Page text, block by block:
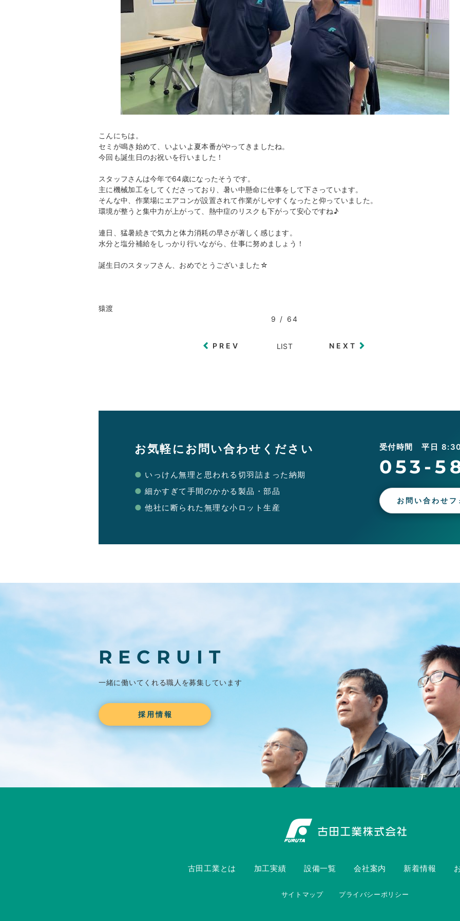
こんにちは。
セミが鳴き始めて、いよいよ夏本番がやってきましたね。
今回も誕生日のお祝いを行いました！
スタッフさんは今年で64歳になったそうです。
主に機械加工をしてくださっており、暑い中懸命に仕事をして下さっています。
そんな中、作業場にエアコンが設置されて作業がしやすくなったと仰っていました。
環境が整うと集中力が上がって、熱中症のリスクも下がって安心ですね♪
連日、猛暑続きで気力と体力消耗の早さが著しく感じます。
水分と塩分補給をしっかり行いながら、仕事に努めましょう！
誕生日のスタッフさん、おめでとうございました☆
猿渡
9 / 64
PREV LIST NEXT
お気軽にお問い合わせください
いっけん無理と思われる切羽詰まった納期
細かすぎて手間のかかる製品・部品
他社に断られた無理な小ロット生産
受付時間 平日
053-
お問い合わせフ
RECRUIT
一緒に働いてくれる職人を募集しています
採用情報
古田工業とは 加工実績 設備一覧 会社案内 新着情報
サイトマップ プライバシーポリシー